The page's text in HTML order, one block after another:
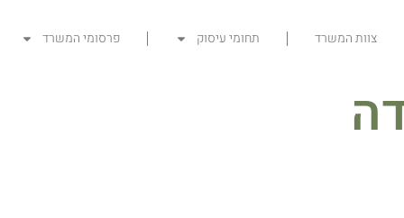
צוות המשרד תחומי עיסוק פרסומי המשרד